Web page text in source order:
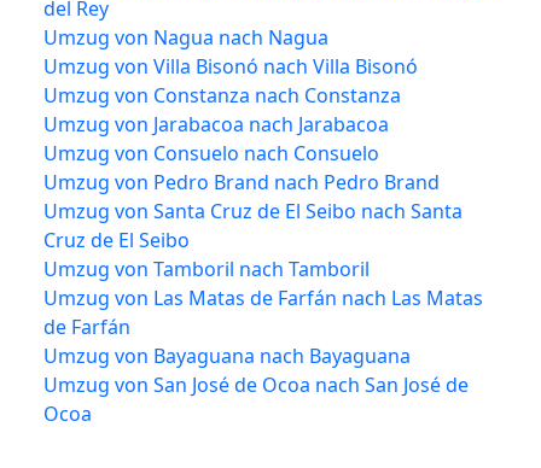
del Rey
Umzug von Nagua nach Nagua
Umzug von Villa Bisonó nach Villa Bisonó
Umzug von Constanza nach Constanza
Umzug von Jarabacoa nach Jarabacoa
Umzug von Consuelo nach Consuelo
Umzug von Pedro Brand nach Pedro Brand
Umzug von Santa Cruz de El Seibo nach Santa
Cruz de El Seibo
Umzug von Tamboril nach Tamboril
Umzug von Las Matas de Farfán nach Las Matas
de Farfán
Umzug von Bayaguana nach Bayaguana
Umzug von San José de Ocoa nach San José de
Ocoa